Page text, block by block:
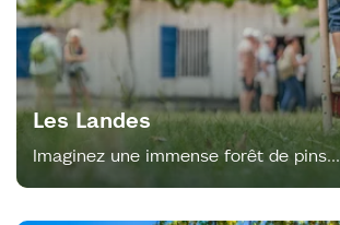
Les Landes
Imaginez une immense forêt de pins...